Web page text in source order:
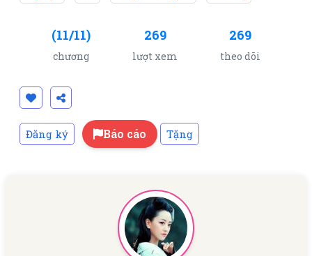
(11/11)
chương
269
lượt xem
269
theo dõi
Đăng ký Báo cáo Tặng